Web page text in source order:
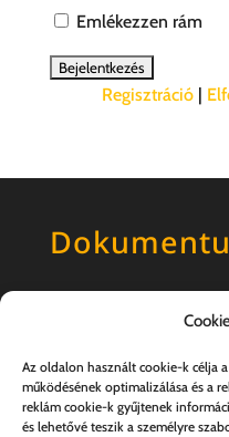
Az oldalon használt cookie-k célja
működésének optimalizálása és a
reklám cookie-k gyűjtenek
és lehetővé teszik a személyre
Emlékezzen rám
Regisztráció|
Általános szerződési